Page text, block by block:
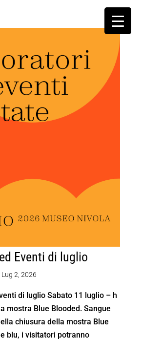
Eventi di luglio
Lug 2, 2026
di luglio Sabato 11 luglio – h
mostra Blue Blooded. Sangue
chiusura della mostra Blue
blu, i visitatori potranno